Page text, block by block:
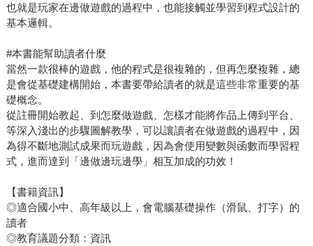
也就是玩家在邊做遊戲的過程中，也能接觸並學習到程式設計的
基本邏輯。
#本書能幫助讀者什麼
當然一款很棒的遊戲，他的程式是很複雜的，但再怎麼複雜，總
是會從基礎建構開始，本書要帶給讀者的就是這些非常重要的基
礎概念。
從註冊開始教起、到怎麼做遊戲、怎樣才能將作品上傳到平台、
等深入淺出的步驟圖解教學，可以讓讀者在做遊戲的過程中，因
為得不斷地測試成果而玩遊戲，因為會使用變數與函數而學習程
式，進而達到「邊做邊玩邊學」相互加成的功效！
【書籍資訊】
◎適合國小中、高年級以上，會電腦基礎操作（滑鼠、打字）的
讀者
◎教育議題分類：資訊